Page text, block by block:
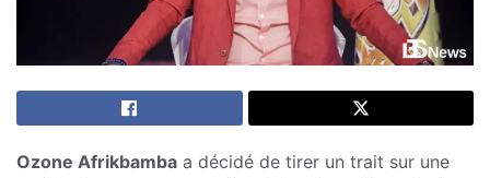
Ozone Afrikbamba a décidé de tirer un trait sur une